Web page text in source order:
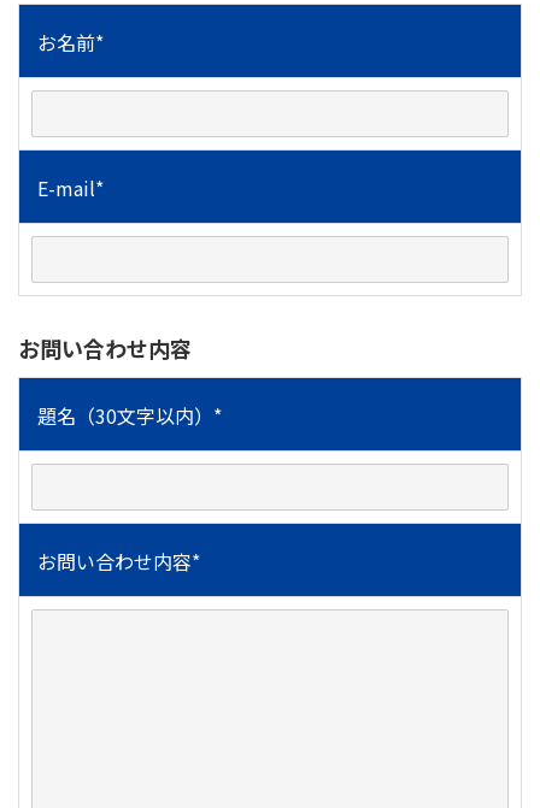
お名前*
E-mail*
お問い合わせ内容
題名（30文字以内）*
お問い合わせ内容*